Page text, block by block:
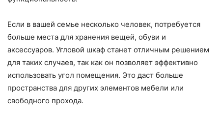
Если в вашей семье несколько человек, потребуется
больше места для хранения вещей, обуви и
аксессуаров. Угловой шкаф станет отличным решением
для таких случаев, так как он позволяет эффективно
использовать угол помещения. Это даст больше
пространства для других элементов мебели или
свободного прохода.